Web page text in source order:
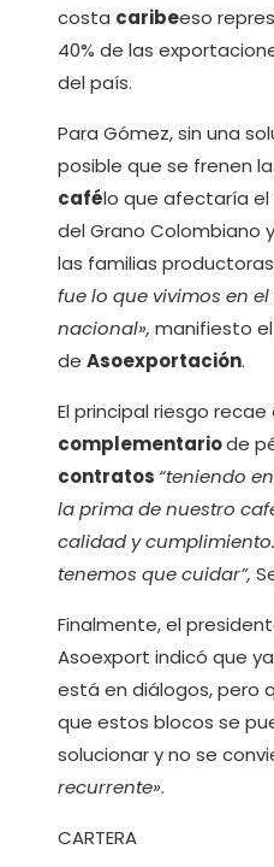
costa caribeeso
40% de las
del país.
Para Gómez, sin una
posible que se frenen
cafélo que afectaría el
del Grano Colombiano
las familias
fue lo que vivimos en
nacional», manifiesto
de Asoexportación.
El principal riesgo recae
complementariode
contratos “teniendo
la prima de nuestro
calidad y
tenemos que cuidar”,
Finalmente, el
Asoexport indicó que
está en diálogos, pero
que estos blocos se
solucionar y no se
recurrente».
CARTERA